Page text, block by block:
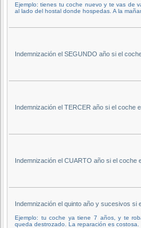
Ejemplo: tienes tu coche nuevo y te vas de
al lado del hostal donde hospedas. A la
Indemnización el SEGUNDO año si el
Indemnización el TERCER año si el coche
Indemnización el CUARTO año si el coche
Indemnización el quinto año y sucesivos si
Ejemplo: tu coche ya tiene 7 años, y te
queda destrozado. La reparación es costosa.